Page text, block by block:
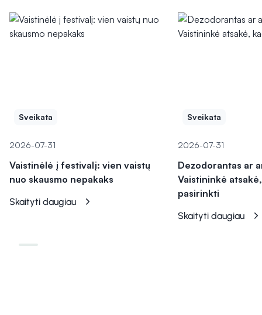
Sveikata
2026-07-31
Vaistinėlė į festivalį: vien vaistų
nuo skausmo nepakaks
Skaityti daugiau
Sveikata
2026-07-31
Dezodorantas ar
Vaistininkė
pasirinkti
Skaityti daugiau